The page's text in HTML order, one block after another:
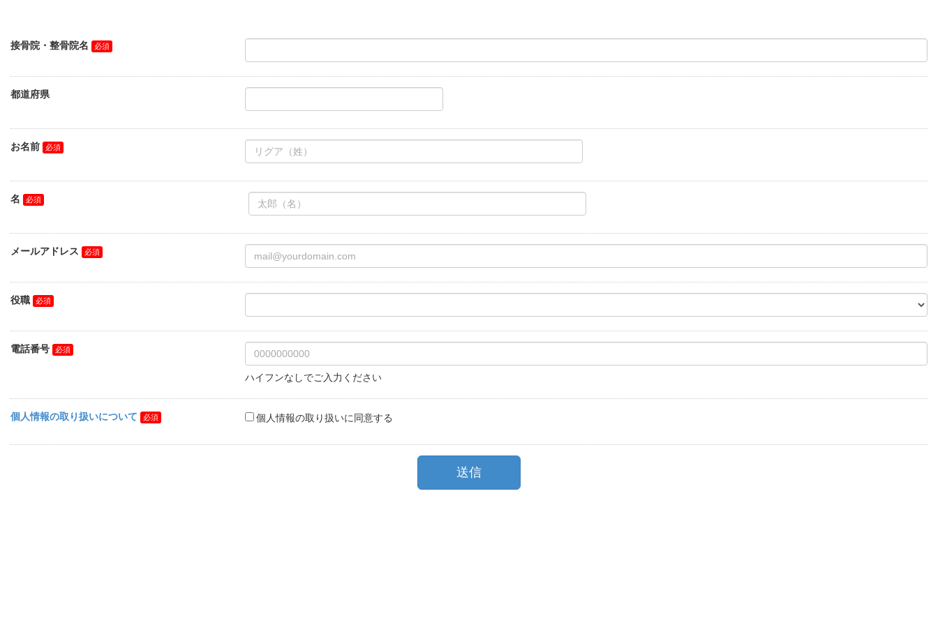
接骨院・整骨院名
都道府県
お名前
名
メールアドレス
役職
電話番号
ハイフンなしでご入力ください
個人情報の取り扱いについて 個人情報の取り扱いに同意する